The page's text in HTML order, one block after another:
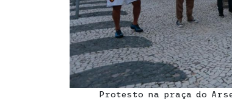
Protesto na praça do